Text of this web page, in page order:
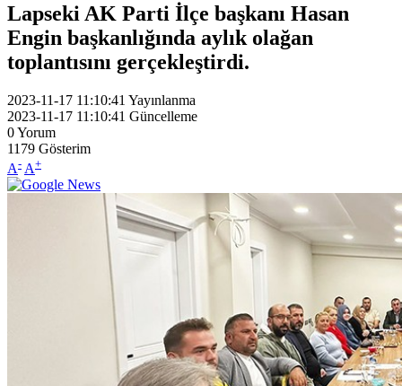
Lapseki AK Parti İlçe başkanı Hasan
Engin başkanlığında aylık olağan
toplantısını gerçekleştirdi.
2023-11-17 11:10:41 Yayınlanma
2023-11-17 11:10:41 Güncelleme
0Yorum
1179 Gösterim
A- A+